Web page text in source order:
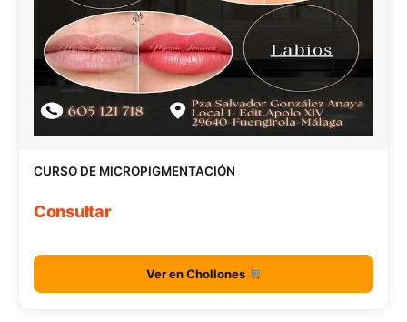
CURSO DE MICROPIGMENTACIÓN
Consultar
Ver en Chollones